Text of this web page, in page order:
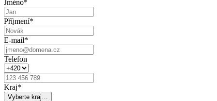
Jméno*
Příjmení*
E-mail*
Telefon
Kraj*
Vyberte kraj…